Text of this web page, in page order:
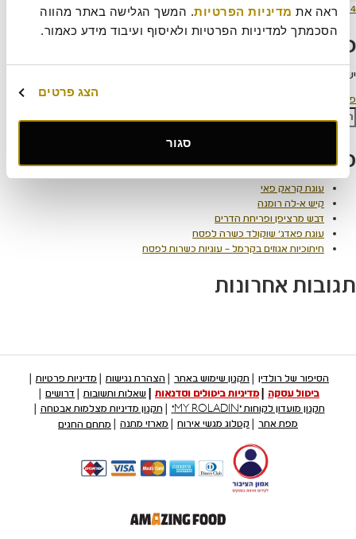
ראה את מדיניות הפרטיות
הסכמתך למדיניות הפרטיות ולאיסוף ועיבוד מידע כאמור.
הצג פרטים
סגור
פורסם
4 באוגוסט 2024
מסך
מלא
301 × 501
כתיבת תגובה
יש
ניווט
פורסם ב
חפש:
חיפוש
פוסטים אחרונים
עוגת קראק פאי
קיש א-לה רומנה
דבש מרציפן ופריחת הדרים
עוגת פאדג' שוקולד כשרה לפסח
חיתוכיות אגוזים בקרמל – עוגיות כשרות לפסח
תגובות אחרונות
הסיפור של רולדין תקנון שימוש באתר הצהרת נגישות
מדיניות פרטיות
ביטול עסקה
מדיניות ביטולים וסדנאות שאלות ותשובות
דרושים
תקנון מועדון לקוחות "MY ROLADIN"
תקנון מדיניות מצלמות אבטחה
מפת אתר
קטלוג מגשי אירוח מארזי מתנה מתחם החגים
קישור